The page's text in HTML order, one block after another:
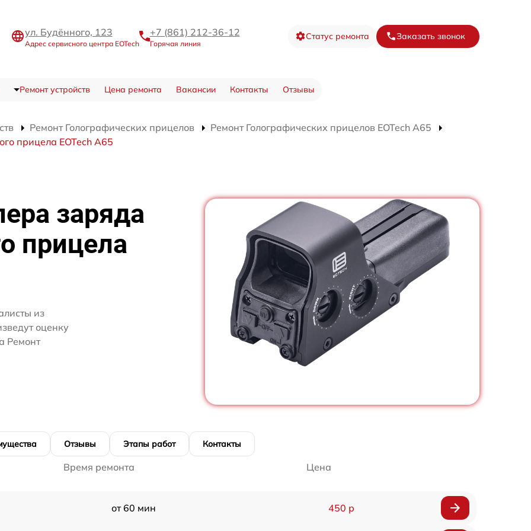
ул. Будённого, 123
Адрес сервисного центра EOTech
+7 (861) 212-36-12
Горячая линия
Статус ремонта Заказать звонок
Ремонт устройств Цена ремонта Вакансии Контакты Отзывы
Ремонт Голографических прицелов
Ремонт Голографических прицелов EOTech A65
прицела EOTech A65
заряда
прицела
из
оценку
Ремонт
Отзывы Этапы работ Контакты
Время ремонта Цена
от 60 мин 450 р